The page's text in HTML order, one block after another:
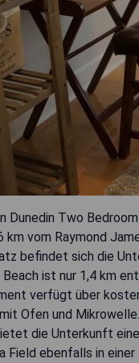
Dunedin Two
km vom Raymond
befindet sich die
ist nur 1,4 km
verfügt über
Ofen und
die Unterkunft
Field ebenfalls in